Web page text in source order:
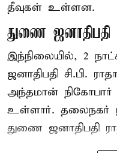
தீவுகள் உள்ளன.
துணை
இந்நிலையில், 2
ஜனாதிபதி சி.பி.
அந்தமான் நிகோபார்
உள்ளார். தலைநகர்
துணை ஜனாதிபதி